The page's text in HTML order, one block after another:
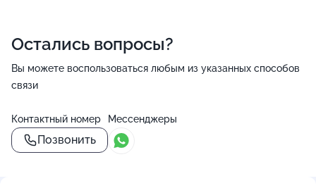
Остались вопросы?
Вы можете воспользоваться любым из указанных способов
связи
Контактный номер
Позвонить
Мессенджеры